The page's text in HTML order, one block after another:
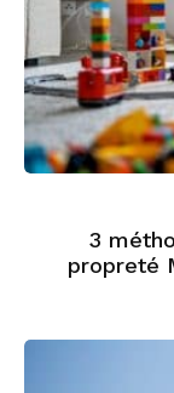
3
propreté